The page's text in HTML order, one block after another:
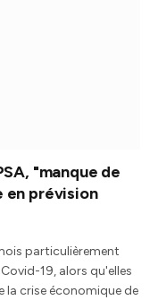
"manque de
en prévision
particulièrement
19, alors qu'elles
la crise économique de